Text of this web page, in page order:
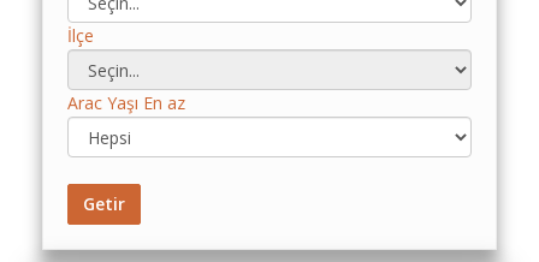
Kredili
Maliyet
Hesaplama
Toplu
Maliyet
Hesaplama
İlçe
Arac Yaşı En az
Getir